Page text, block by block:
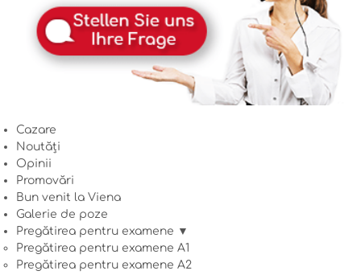
Cazare
Noutăți
Opinii
Promovări
Bun venit la Viena
Galerie de poze
Pregătirea pentru examene ▼
Pregătirea pentru examene A1
Pregătirea pentru examene A2